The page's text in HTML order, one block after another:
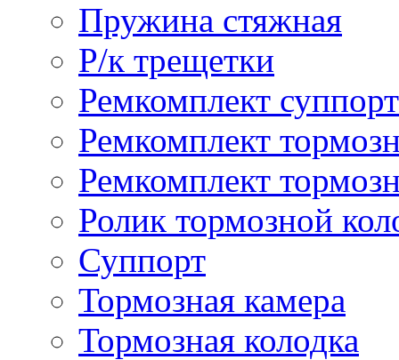
Пружина стяжная
Р/к трещетки
Ремкомплект
Ремкомплект
Ремкомплект
Ролик тормозной
Суппорт
Тормозная камера
Тормозная колодка